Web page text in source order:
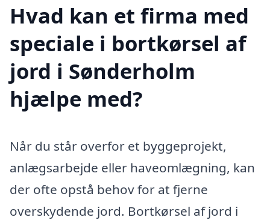
Hvad kan et firma med
speciale i bortkørsel af
jord i Sønderholm
hjælpe med?
Når du står overfor et byggeprojekt,
anlægsarbejde eller haveomlægning, kan
der ofte opstå behov for at fjerne
overskydende jord. Bortkørsel af jord i